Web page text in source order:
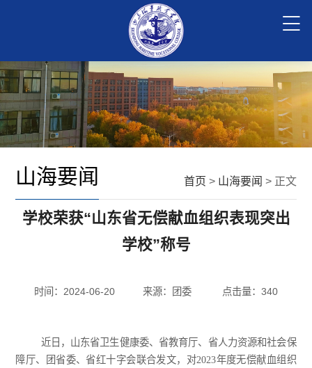
首页 > 山海要闻 > 正文
山海要闻
学校荣获“山东省无偿献血组织表现突出
学校”称号
时间：2024-06-20 来源：团委 点击量： 340
近日，山东省卫生健康委、省教育厅、省人力资源和社会保
障厅、团省委、省红十字会联合发文，对2023年度无偿献血组织